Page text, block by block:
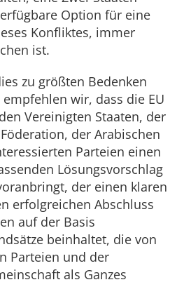
Option für eine
Konfliktes, immer
ist.
zu größten Bedenken
wir, dass die EU
Vereinigten Staaten, der
der Arabischen
Parteien einen
Lösungsvorschlag
der einen klaren
erfolgreichen Abschluss
auf der Basis
beinhaltet, die von
Parteien und der
als Ganzes